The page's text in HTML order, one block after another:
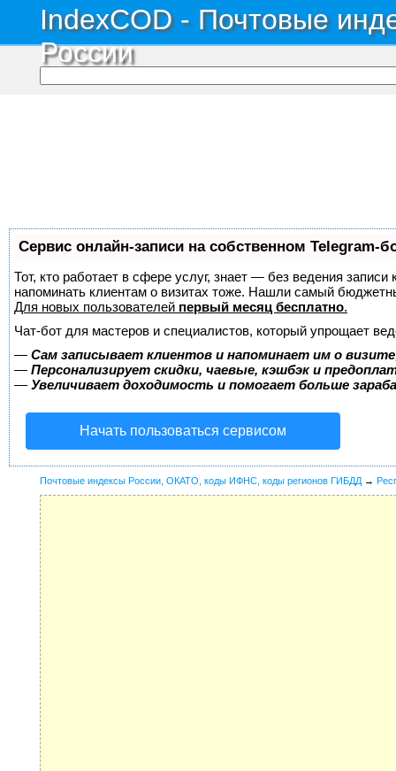
IndexCOD - Почтовые
России
Сервис онлайн-записи на собственном Telegram-
Тот, кто работает в сфере услуг, знает — без ведения
напоминать клиентам о визитах тоже. Нашли самый
Для новых пользователей первый месяц бесплатно.
Чат-бот для мастеров и специалистов, который упрощает
— Сам записывает клиентов и напоминает им о
— Персонализирует скидки, чаевые, кэшбэк и
— Увеличивает доходимость и помогает больше
Начать пользоваться сервисом
Почтовые индексы России, ОКАТО, коды ИФНС, коды регионов ГИБДД →